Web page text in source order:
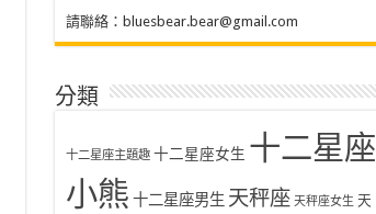
請聯絡： bluesbear.bear@gmail.com
分類
十二星座主題趣 十二星座女生 十二星座
小熊 十二星座男生 天秤座 天秤座女生 天